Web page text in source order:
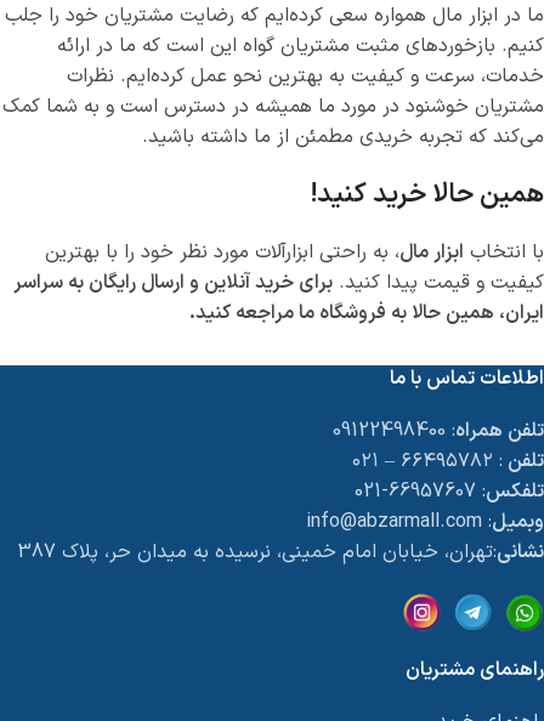
ما در ابزار مال همواره سعی کرده‌ایم که رضایت مشتریان خود را جلب
کنیم. بازخوردهای مثبت مشتریان گواه این است که ما در ارائه
خدمات، سرعت و کیفیت به بهترین نحو عمل کرده‌ایم. نظرات
مشتریان خوشنود در مورد ما همیشه در دسترس است و به شما کمک
می‌کند که تجربه خریدی مطمئن از ما داشته باشید.
همین حالا خرید کنید!
با انتخاب ابزار مال، به راحتی ابزارآلات مورد نظر خود را با بهترین
کیفیت و قیمت پیدا کنید. برای خرید آنلاین و ارسال رایگان به سراسر
ایران، همین حالا به فروشگاه ما مراجعه کنید.
اطلاعات تماس با ما
تلفن همراه: 09122498400
تلفن : ۶۶۴۹۵۷۸۲ – ۰۲۱
تلفکس: 66957607-021
وبمیل: info@abzarmall.com
نشانی:تهران، خیابان امام خمینی، نرسیده به میدان حر، پلاک 387
راهنمای مشتریان